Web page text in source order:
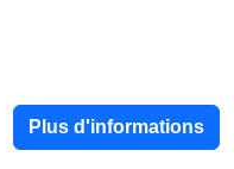
Plus d'informations